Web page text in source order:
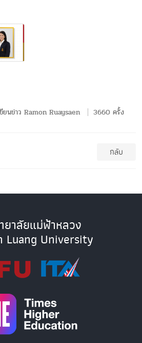
ยนข่าว Ramon Ruaysaen 3660 ครั้ง
กลับ
ยาลัยแม่ฟ้าหลวง
Luang University